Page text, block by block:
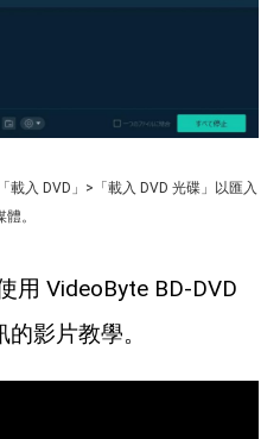
載入 DVD」>「載入 DVD 光碟」以匯入
體。
用 VideoByte BD-DVD
影片教學。